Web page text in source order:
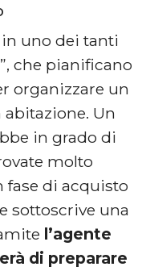
uno dei tanti
che pianificano
organizzare un
Un
in grado di
molto
fase di acquisto
sottoscrive una
l’agente
di preparare